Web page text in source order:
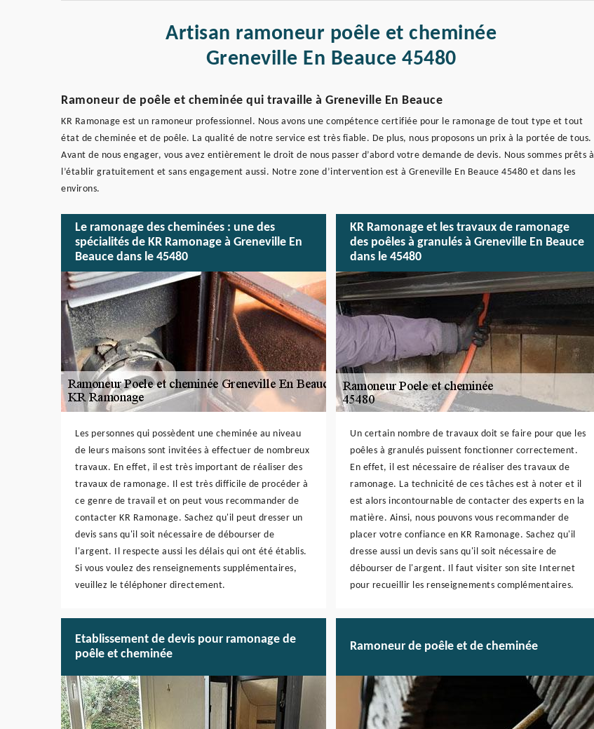
Artisan ramoneur poêle et cheminée
Greneville En Beauce 45480
Ramoneur de poêle et cheminée qui travaille à Greneville En Beauce
KR Ramonage est un ramoneur professionnel. Nous avons une compétence certifiée pour le ramonage de tout type et tout
état de cheminée et de poêle. La qualité de notre service est très fiable. De plus, nous proposons un prix à la portée de tous.
Avant de nous engager, vous avez entièrement le droit de nous passer d’abord votre demande de devis. Nous sommes prêts à
l’établir gratuitement et sans engagement aussi. Notre zone d’intervention est à Greneville En Beauce 45480 et dans les
environs.
Le ramonage des cheminées : une des
spécialités de KR Ramonage à Greneville En
Beauce dans le 45480
Les personnes qui possèdent une cheminée au niveau
de leurs maisons sont invitées à effectuer de nombreux
travaux. En effet, il est très important de réaliser des
travaux de ramonage. Il est très difficile de procéder à
ce genre de travail et on peut vous recommander de
contacter KR Ramonage. Sachez qu'il peut dresser un
devis sans qu'il soit nécessaire de débourser de
l'argent. Il respecte aussi les délais qui ont été établis.
Si vous voulez des renseignements supplémentaires,
veuillez le téléphoner directement.
KR Ramonage et les travaux de ramonage
des poêles à granulés à Greneville En Beauce
dans le 45480
Un certain nombre de travaux doit se faire pour que les
poêles à granulés puissent fonctionner correctement.
En effet, il est nécessaire de réaliser des travaux de
ramonage. La technicité de ces tâches est à noter et il
est alors incontournable de contacter des experts en la
matière. Ainsi, nous pouvons vous recommander de
placer votre confiance en KR Ramonage. Sachez qu'il
dresse aussi un devis sans qu'il soit nécessaire de
débourser de l'argent. Il faut visiter son site Internet
pour recueillir les renseignements complémentaires.
Etablissement de devis pour ramonage de
poêle et cheminée
Ramoneur de poêle et de cheminée